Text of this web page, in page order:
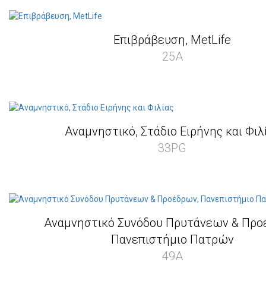
Επιβράβευση, MetLife
25A
Αναμνηστικό, Στάδιο Ειρήνης και
33PG
Αναμνηστικό Συνόδου Πρυτάνεων &
Πανεπιστήμιο Πατρών
49A